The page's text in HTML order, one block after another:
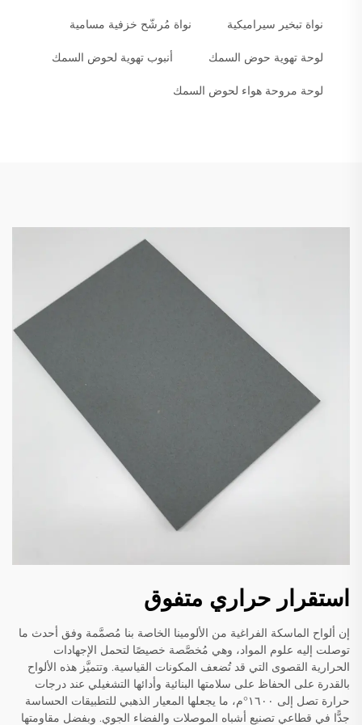
نواة تبخير سيراميكية نواة مُرشّح خزفية مسامية
لوحة تهوية حوض السمك أنبوب تهوية لحوض السمك
لوحة مروحة هواء لحوض السمك
استقرار حراري متفوق
إن ألواح الماسكة الفراغية من الألومينا الخاصة بنا مُصمَّمة وفق أحدث ما
توصلت إليه علوم المواد، وهي مُخصَّصة خصيصًا لتحمل الإجهادات
الحرارية القصوى التي قد تُضعف المكونات القياسية. وتتميَّز هذه الألواح
بالقدرة على الحفاظ على سلامتها البنائية وأدائها التشغيلي عند درجات
حرارة تصل إلى ١٦٠٠°م، ما يجعلها المعيار الذهبي للتطبيقات الحساسة
جدًّا في قطاعي تصنيع أشباه الموصلات والفضاء الجوي. وبفضل مقاومتها